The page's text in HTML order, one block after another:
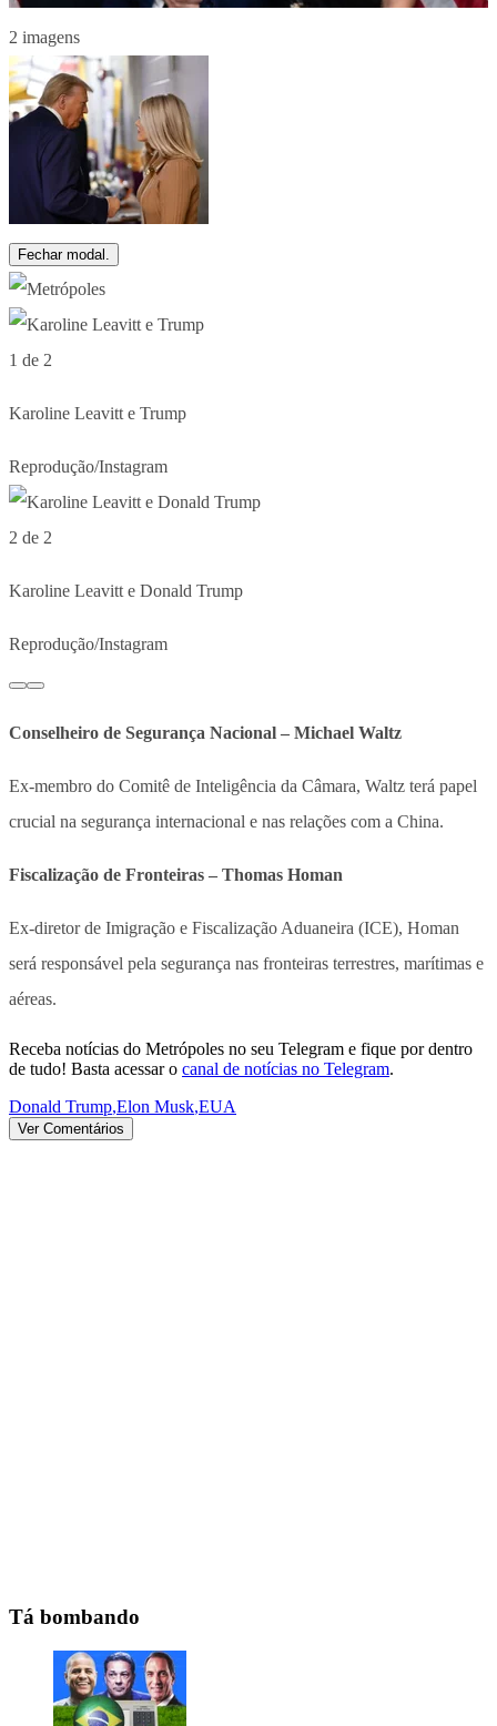
2 imagens
Fechar modal.
1 de 2
Karoline Leavitt e Trump
Reprodução/Instagram
2 de 2
Karoline Leavitt e Donald Trump
Reprodução/Instagram
Conselheiro de Segurança Nacional – Michael Waltz
Ex-membro do Comitê de Inteligência da Câmara, Waltz terá papel
crucial na segurança internacional e nas relações com a China.
Fiscalização de Fronteiras – Thomas Homan
Ex-diretor de Imigração e Fiscalização Aduaneira (ICE), Homan
será responsável pela segurança nas fronteiras terrestres, marítimas e
aéreas.
Receba notícias do Metrópoles no seu Telegram e fique por dentro
de tudo! Basta acessar o canal de notícias no Telegram.
Donald Trump,Elon Musk,EUA
Ver Comentários
Tá bombando